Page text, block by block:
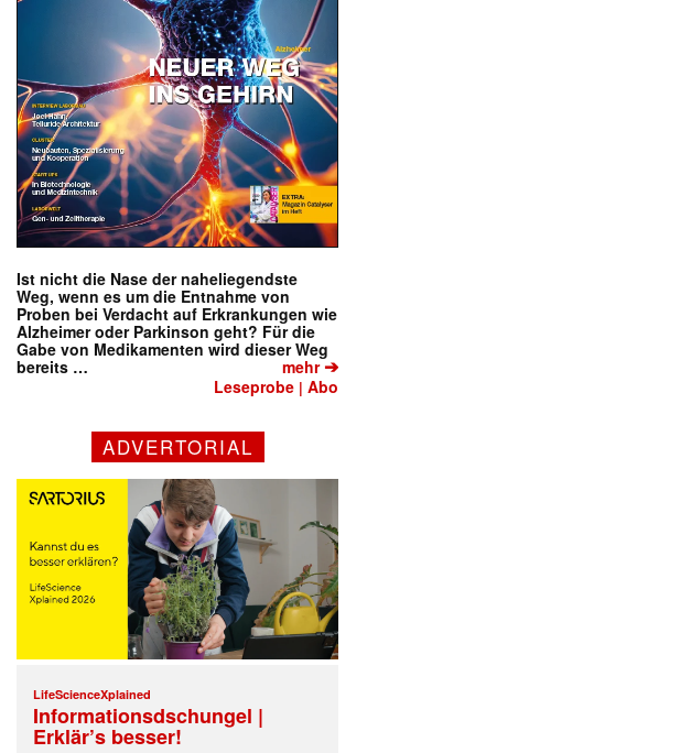
Ist nicht die Nase der naheliegendste
Weg, wenn es um die Entnahme von
Proben bei Verdacht auf Erkrankungen wie
Alzheimer oder Parkinson geht? Für die
Gabe von Medikamenten wird dieser Weg
bereits …
mehr➔
Leseprobe |Abo
ADVERTORIAL
LifeScienceXplained
Informationsdschungel |
Erklär’s besser!